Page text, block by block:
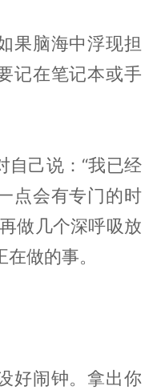
果脑海中浮现担
记在笔记本或手
自己说：“我已经
点会有专门的时
做几个深呼吸放
做的事。
好闹钟。拿出你